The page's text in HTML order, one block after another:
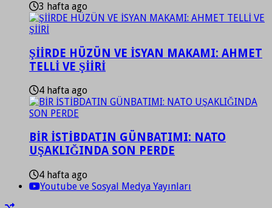
3 hafta ago
ŞİİRDE HÜZÜN VE İSYAN MAKAMI: AHMET
TELLİ VE ŞİİRİ
4 hafta ago
BİR İSTİBDATIN GÜNBATIMI: NATO
UŞAKLIĞINDA SON PERDE
4 hafta ago
Youtube ve Sosyal Medya Yayınları